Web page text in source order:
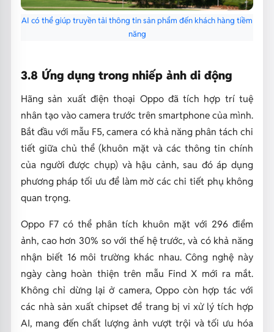
AI có thể giúp truyền tải thông tin sản phẩm đến khách hàng tiềm
năng
3.8 Ứng dụng trong nhiếp ảnh di động
Hãng sản xuất điện thoại Oppo đã tích hợp trí tuệ
nhân tạo vào camera trước trên smartphone của mình.
Bắt đầu với mẫu F5, camera có khả năng phân tách chi
tiết giữa chủ thể (khuôn mặt và các thông tin chính
của người được chụp) và hậu cảnh, sau đó áp dụng
phương pháp tối ưu để làm mờ các chi tiết phụ không
quan trọng.
Oppo F7 có thể phân tích khuôn mặt với 296 điểm
ảnh, cao hơn 30% so với thế hệ trước, và có khả năng
nhận biết 16 môi trường khác nhau. Công nghệ này
ngày càng hoàn thiện trên mẫu Find X mới ra mắt.
Không chỉ dừng lại ở camera, Oppo còn hợp tác với
các nhà sản xuất chipset để trang bị vi xử lý tích hợp
AI, mang đến chất lượng ảnh vượt trội và tối ưu hóa